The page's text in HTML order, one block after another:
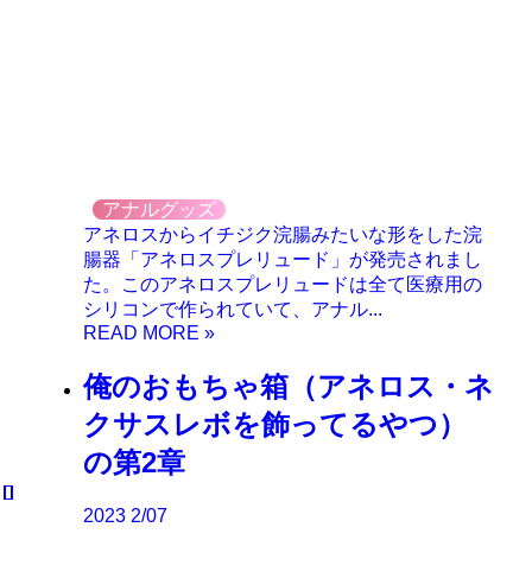
アナルグッズ
アネロスからイチジク浣腸みたいな形をした浣
腸器「アネロスプレリュード」が発売されまし
た。このアネロスプレリュードは全て医療用の
シリコンで作られていて、アナル...
俺のおもちゃ箱（アネロス・ネ
クサスレボを飾ってるやつ）
の第2章
2023 2/07